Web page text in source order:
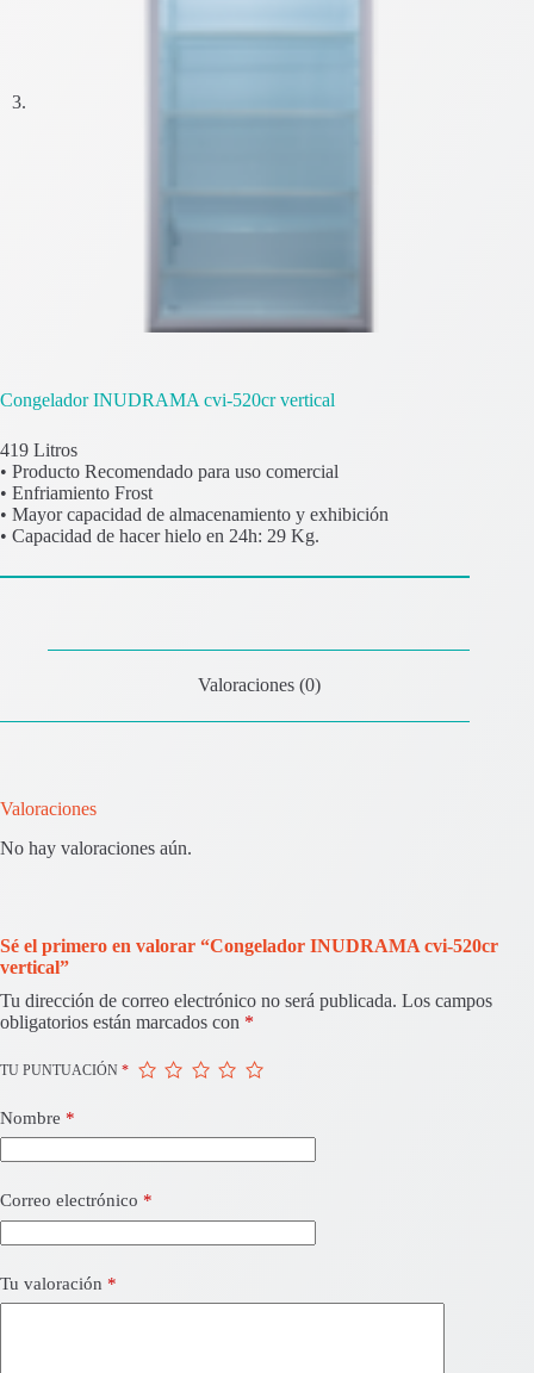
Congelador INUDRAMA cvi-520cr vertical
419 Litros
• Producto Recomendado para uso comercial
• Enfriamiento Frost
• Mayor capacidad de almacenamiento y exhibición
• Capacidad de hacer hielo en 24h: 29 Kg.
Valoraciones (0)
Valoraciones
No hay valoraciones aún.
Sé el primero en valorar “Congelador INUDRAMA cvi-520cr
vertical”
Tu dirección de correo electrónico no será publicada. Los campos
obligatorios están marcados con *
TU PUNTUACIÓN *
Nombre *
Correo electrónico *
Tu valoración *